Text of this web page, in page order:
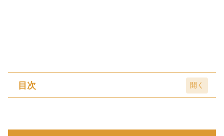
目次
本を紹介